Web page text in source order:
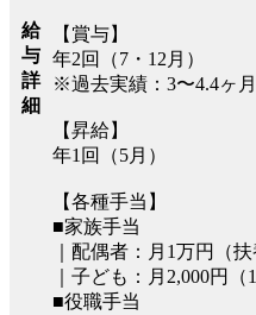
給
与
詳
細
【賞与】
年2回（7・12月）
※過去実績：3〜4.4ヶ
【昇給】
年1回（5月）
【各種手当】
■家族手当
｜配偶者：月1万円（扶
｜子ども：月2,000円
■役職手当